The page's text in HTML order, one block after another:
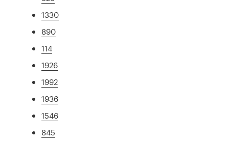
1330
890
114
1926
1992
1936
1546
845